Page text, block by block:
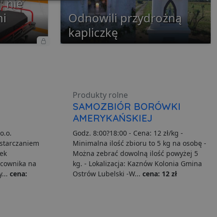
nie
Odnowili przydrożną
kapliczkę
na
cena:
Produkty rolne
SAMOZBIÓR BORÓWKI
AMERYKAŃSKIEJ
Godz. 8:00?18:00 - Cena: 12 zł/kg -
Minimalna ilość zbioru to 5 kg na osobę -
Można zebrać dowolną ilość powyżej 5
kg. - Lokalizacja: Kaznów Kolonia Gmina
Ostrów Lubelski -W... cena: 12 zł
serwisu
Cookie-Script.com do
użytkownika na
Cookie-
zgody
że ich
sesjach.